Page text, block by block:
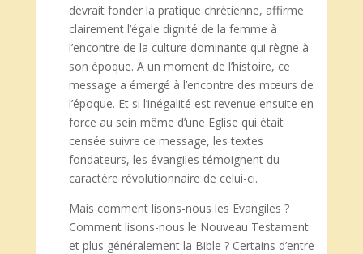
devrait fonder la pratique chrétienne, affirme
clairement l’égale dignité de la femme à
l’encontre de la culture dominante qui règne à
son époque. A un moment de l’histoire, ce
message a émergé à l’encontre des mœurs de
l’époque. Et si l’inégalité est revenue ensuite en
force au sein même d’une Eglise qui était
censée suivre ce message, les textes
fondateurs, les évangiles témoignent du
caractère révolutionnaire de celui-ci.
Mais comment lisons-nous les Evangiles ?
Comment lisons-nous le Nouveau Testament
et plus généralement la Bible ? Certains d’entre